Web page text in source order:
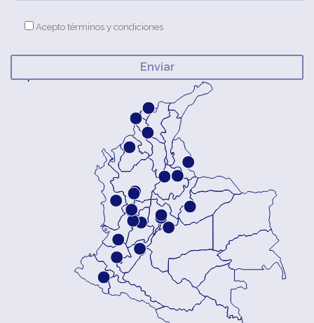
Acepto términos y condiciones